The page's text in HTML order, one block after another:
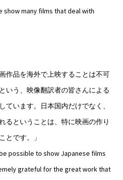
show many films that deal with
作品を海外で上映することは不可
いう、映像翻訳者の皆さんによる
ています。日本国内だけでなく、
るということは、特に映画の作り
とです。」
possible to show Japanese films
grateful for the great work that